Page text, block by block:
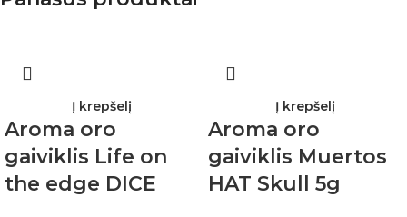
Į krepšelį
Aroma oro
gaiviklis Life on
the edge DICE
Į krepšelį
Aroma oro
gaiviklis Muertos
HAT Skull 5g